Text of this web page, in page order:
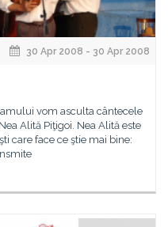
30 Apr 2008 - 30 Apr 2008
vom asculta cântecele
Alită Piţigoi. Nea Alită este
care face ce ştie mai bine: